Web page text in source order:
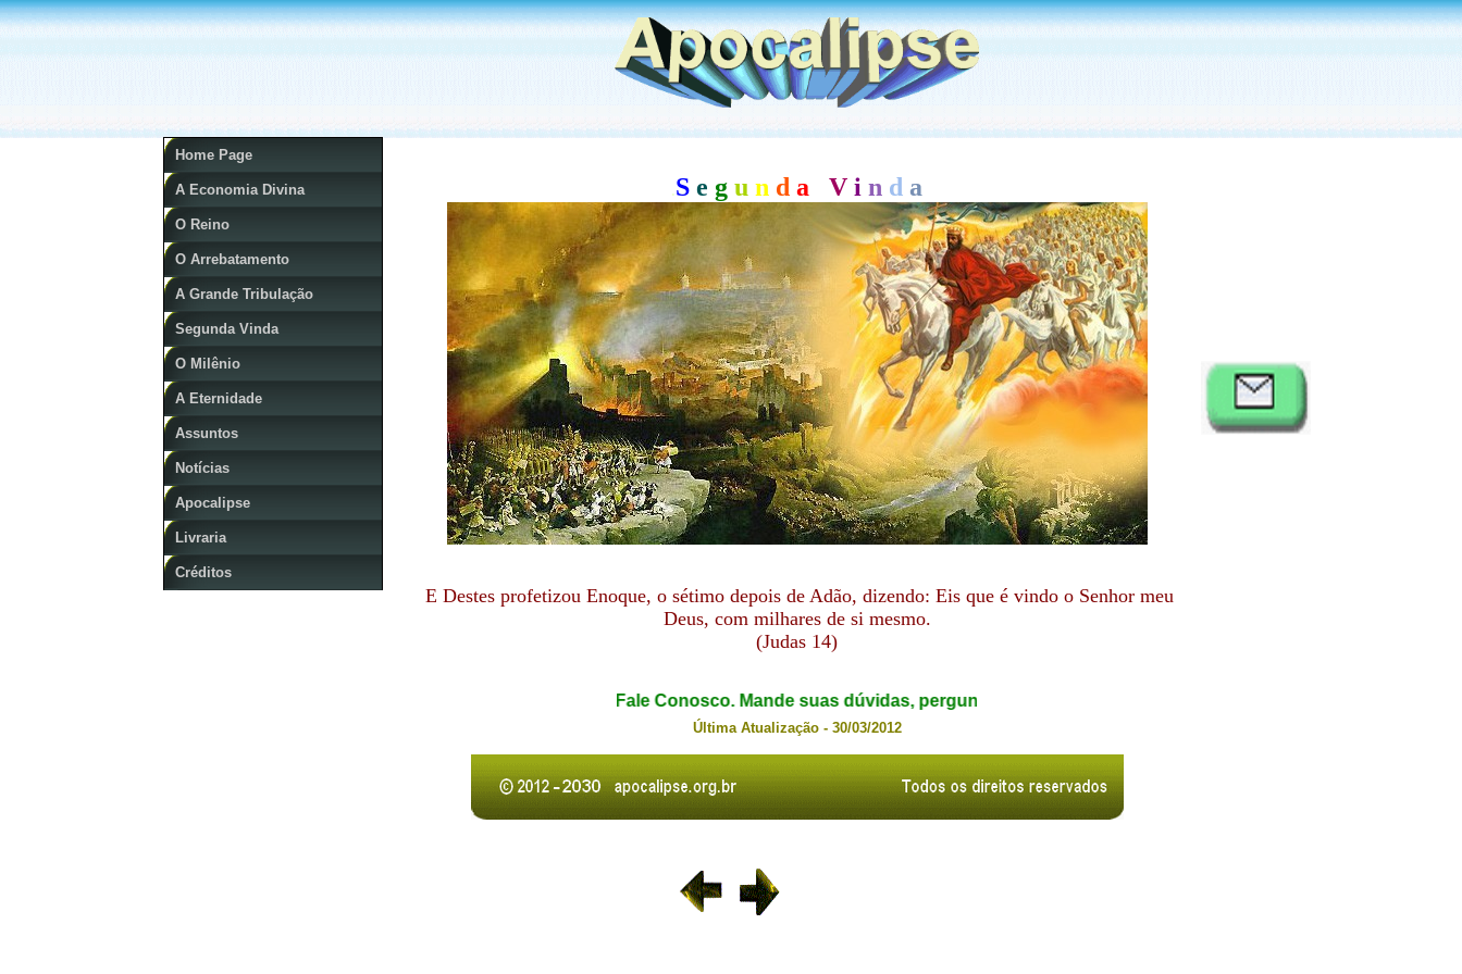
Home Page
A Economia Divina
O Reino
O Arrebatamento
A Grande Tribulação
Segunda Vinda
O Milênio
A Eternidade
Assuntos
Notícias
Apocalipse
Livraria
Créditos
.S e g u n d a V i n d a
E Destes profetizou Enoque, o sétimo depois de Adão, dizendo: Eis que é vindo o Senhor meu
Deus, com milhares de si mesmo.
(Judas 14)
Fale Conosco. Mande suas dúvidas, perguntas,sugestões, etc.
Última Atualização - 30/03/2012